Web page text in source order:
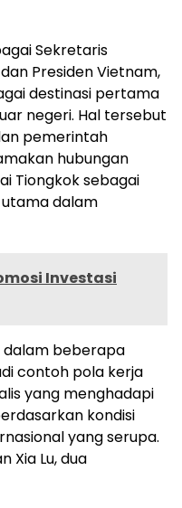
Sekretaris
Presiden Vietnam,
destinasi pertama
negeri. Hal tersebut
pemerintah
hubungan
Tiongkok sebagai
dalam
Investasi
dalam beberapa
contoh pola kerja
yang menghadapi
kondisi
yang serupa.
Xia Lu, dua